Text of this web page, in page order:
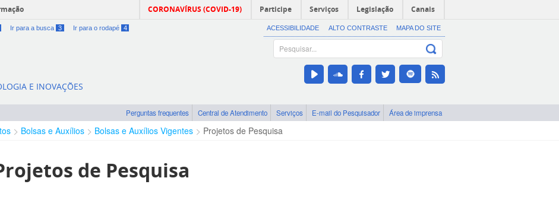
CORONAVÍRUS (COVID-19) Participe Serviços Legislação Canais
Ir para a busca 3 Ir para o rodapé 4 ACESSIBILIDADE ALTO CONTRASTE MAPA DO SITE
E INOVAÇÕES
Perguntas frequentes Central de Atendimento Serviços E-mail do Pesquisador Área de imprensa
Bolsas e Auxílios Bolsas e Auxílios Vigentes Projetos de Pesquisa
de Pesquisa